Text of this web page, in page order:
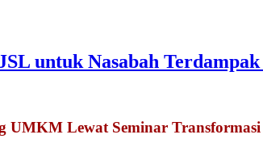
untuk Nasabah
UMKM Lewat Seminar